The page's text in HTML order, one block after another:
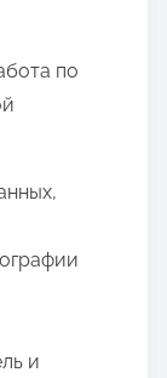
по
и